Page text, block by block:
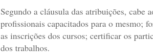
Segundo a cláusula das atribuições, cabe
profissionais capacitados para o mesmo;
as inscrições dos cursos; certificar os
dos trabalhos.